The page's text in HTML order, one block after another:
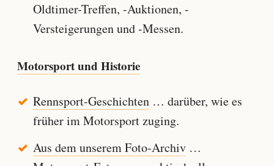
Oldtimer-Treffen, -Auktionen, -
Versteigerungen und -Messen.
Motorsport und Historie
Rennsport-Geschichten… darüber, wie es
früher im Motorsport zuging.
Aus dem unserem Foto-Archiv…